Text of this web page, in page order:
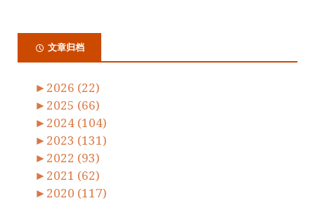
文章归档
► 2026 (22)
► 2025 (66)
► 2024 (104)
► 2023 (131)
► 2022 (93)
► 2021 (62)
► 2020 (117)